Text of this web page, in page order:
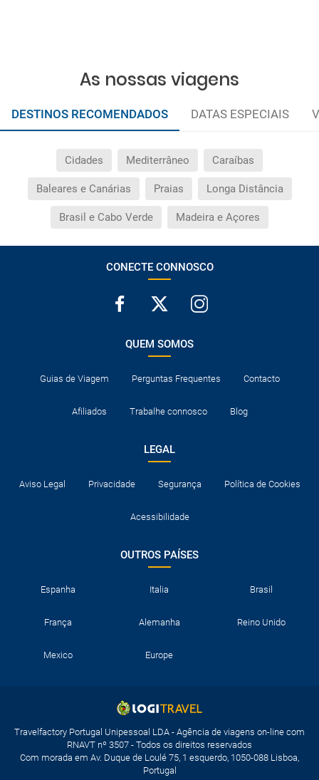
As nossas viagens
DESTINOS RECOMENDADOS DATAS ESPECIAIS
Cidades Mediterrâneo Caraíbas
Baleares e Canárias Praias Longa Distância
Brasil e Cabo Verde Madeira e Açores
CONECTE CONNOSCO
QUEM SOMOS
Guias de Viagem Perguntas Frequentes Contacto
Afiliados Trabalhe connosco Blog
LEGAL
Aviso Legal Privacidade Segurança Política de Cookies
Acessibilidade
OUTROS PAÍSES
Espanha Italia Brasil
França Alemanha Reino Unido
Mexico Europe
Travelfactory Portugal Unipessoal LDA - Agência de viagens on-line com
RNAVT nº 3507 - Todos os direitos reservados
Com morada em Av. Duque de Loulé 75, 1 esquerdo, 1050-088 Lisboa,
Portugal